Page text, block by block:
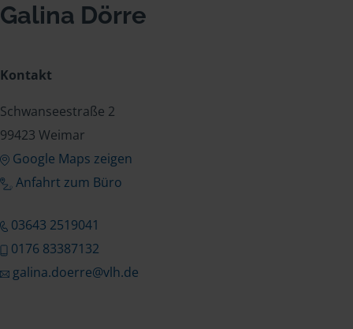
Galina Dörre
Kontakt
Schwanseestraße 2
99423 Weimar
Google Maps zeigen
Anfahrt zum Büro
03643 2519041
0176 83387132
galina.doerre@vlh.de